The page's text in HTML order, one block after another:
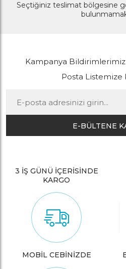
Seçtiğiniz teslimat bölgesine
Kampanya
Posta Listemize
E-BÜLTENE
3 İŞ GÜNÜ İÇERİSİNDE
KARGO
MOBİL CEBİNİZDE